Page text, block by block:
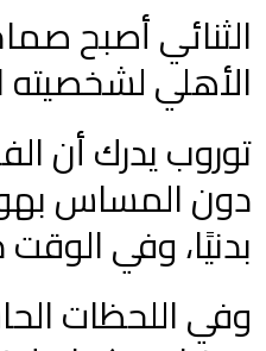
الثنائي أصبح
الأهلي لشخصيته
توروب يدرك أن
دون المساس
بدنيًا، وفي
وفي اللحظات